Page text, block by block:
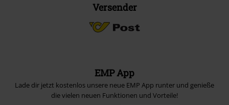
Versender
EMP App
Lade dir jetzt kostenlos unsere neue EMP App runter und genieße
die vielen neuen Funktionen und Vorteile!